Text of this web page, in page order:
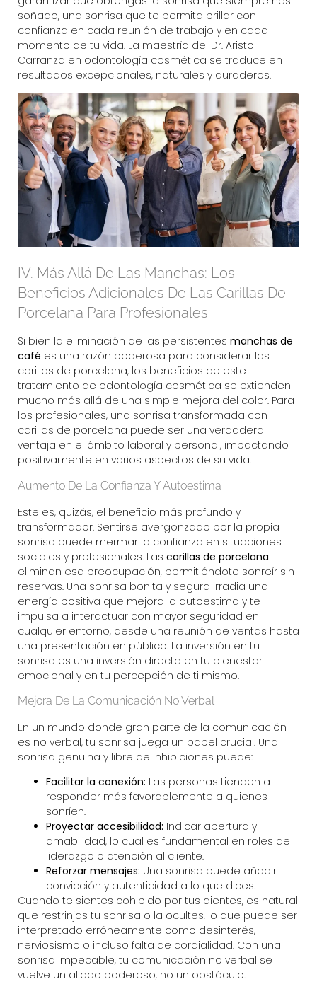
soñado, una sonrisa que te permita brillar con
confianza en cada reunión de trabajo y en cada
momento de tu vida. La maestría del Dr. Aristo
Carranza en odontología cosmética se traduce en
resultados excepcionales, naturales y duraderos.
IV. Más Allá De Las Manchas: Los
Beneficios Adicionales De Las Carillas De
Porcelana Para Profesionales
Si bien la eliminación de las persistentes manchas de
café es una razón poderosa para considerar las
carillas de porcelana, los beneficios de este
tratamiento de odontología cosmética se extienden
mucho más allá de una simple mejora del color. Para
los profesionales, una sonrisa transformada con
carillas de porcelana puede ser una verdadera
ventaja en el ámbito laboral y personal, impactando
positivamente en varios aspectos de su vida.
Aumento De La Confianza Y Autoestima
Este es, quizás, el beneficio más profundo y
transformador. Sentirse avergonzado por la propia
sonrisa puede mermar la confianza en situaciones
sociales y profesionales. Las carillas de porcelana
eliminan esa preocupación, permitiéndote sonreír sin
reservas. Una sonrisa bonita y segura irradia una
energía positiva que mejora la autoestima y te
impulsa a interactuar con mayor seguridad en
cualquier entorno, desde una reunión de ventas hasta
una presentación en público. La inversión en tu
sonrisa es una inversión directa en tu bienestar
emocional y en tu percepción de ti mismo.
Mejora De La Comunicación No Verbal
En un mundo donde gran parte de la comunicación
es no verbal, tu sonrisa juega un papel crucial. Una
sonrisa genuina y libre de inhibiciones puede:
Facilitar la conexión: Las personas tienden a
responder más favorablemente a quienes
sonríen.
Proyectar accesibilidad: Indicar apertura y
amabilidad, lo cual es fundamental en roles de
liderazgo o atención al cliente.
Reforzar mensajes: Una sonrisa puede añadir
convicción y autenticidad a lo que dices.
Cuando te sientes cohibido por tus dientes, es natural
que restrinjas tu sonrisa o la ocultes, lo que puede ser
interpretado erróneamente como desinterés,
nerviosismo o incluso falta de cordialidad. Con una
sonrisa impecable, tu comunicación no verbal se
vuelve un aliado poderoso, no un obstáculo.